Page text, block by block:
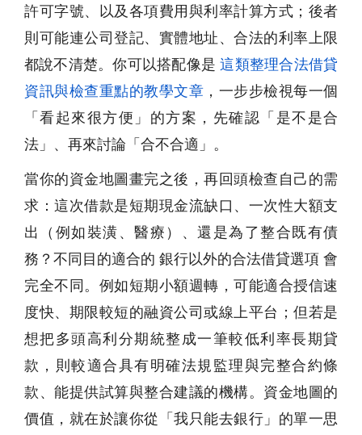
許可字號、以及各項費用與利率計算方式；後者
則可能連公司登記、實體地址、合法的利率上限
都說不清楚。你可以搭配像是 這類整理合法借貸
資訊與檢查重點的教學文章 ，一步步檢視每一個
「看起來很方便」的方案，先確認「是不是合
法」、再來討論「合不合適」。
當你的資金地圖畫完之後，再回頭檢查自己的需
求：這次借款是短期現金流缺口、一次性大額支
出（例如裝潢、醫療）、還是為了整合既有債
務？不同目的適合的 銀行以外的合法借貸選項 會
完全不同。例如短期小額週轉，可能適合授信速
度快、期限較短的融資公司或線上平台；但若是
想把多頭高利分期統整成一筆較低利率長期貸
款，則較適合具有明確法規監理與完整合約條
款、能提供試算與整合建議的機構。資金地圖的
價值，就在於讓你從「我只能去銀行」的單一思